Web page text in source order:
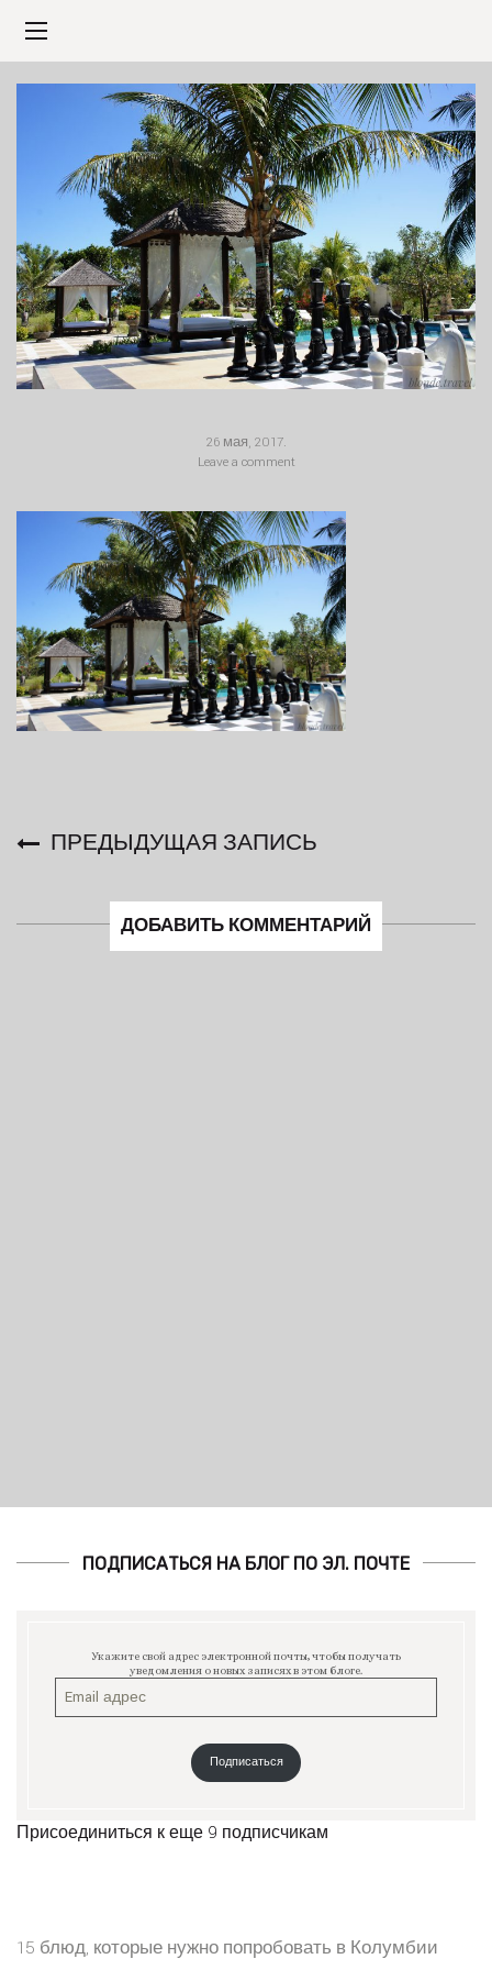
26 мая, 2017.
Leave a comment
ПРЕДЫДУЩАЯ ЗАПИСЬ
ДОБАВИТЬ КОММЕНТАРИЙ
ПОДПИСАТЬСЯ НА БЛОГ ПО ЭЛ. ПОЧТЕ
Укажите свой адрес электронной почты, чтобы получать
уведомления о новых записях в этом блоге.
Подписаться
Присоединиться к еще 9 подписчикам
15 блюд, которые нужно попробовать в Колумбии